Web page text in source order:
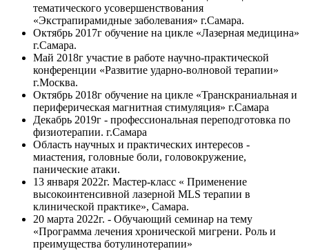
тематического усовершенствования
«Экстрапирамидные заболевания» г.Самара.
Октябрь 2017г обучение на цикле «Лазерная медицина»
г.Самара.
Май 2018г участие в работе научно-практической
конференции «Развитие ударно-волновой терапии»
г.Москва.
Октябрь 2018г обучение на цикле «Транскраниальная и
периферическая магнитная стимуляция» г.Самара
Декабрь 2019г - профессиональная переподготовка по
физиотерапии. г.Самара
Область научных и практических интересов -
миастения, головные боли, головокружение,
панические атаки.
13 января 2022г. Мастер-класс « Применение
высокоинтенсивной лазерной MLS терапии в
клинической практике», Самара.
20 марта 2022г. - Обучающий семинар на тему
«Программа лечения хронической мигрени. Роль и
преимущества ботулинотерапии»